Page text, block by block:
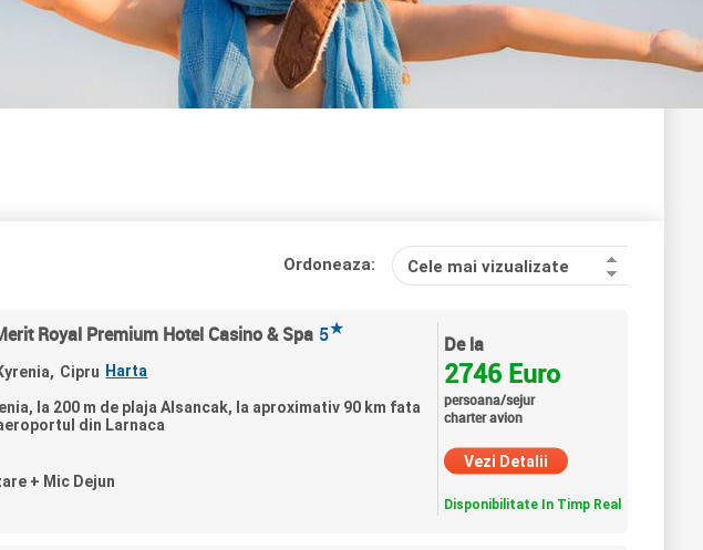
Ordoneaza: Cele mai vizualizate
De la
2746 Euro
persoana/sejur
charter avion
Vezi Detalii
Disponibilitate In Timp Real
Royal Premium Hotel Casino & Spa 5★
Cipru Harta
la 200 m de plaja Alsancak, la aproximativ 90 km fata
din Larnaca
+ Mic Dejun